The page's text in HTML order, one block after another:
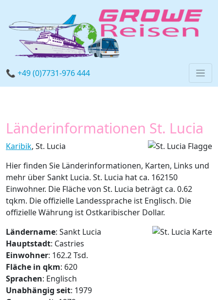
📞 +49 (0)7731-976 444
Länderinformationen St. Lucia
Karibik, St. Lucia
Hier finden Sie Länderinformationen, Karten, Links und
mehr über Sankt Lucia. St. Lucia hat ca. 162150
Einwohner. Die Fläche von St. Lucia beträgt ca. 0.62
tqkm. Die offizielle Landessprache ist Englisch. Die
offizielle Währung ist Ostkaribischer Dollar.
Ländername: Sankt Lucia
Hauptstadt: Castries
Einwohner: 162.2 Tsd.
Fläche in qkm: 620
Sprachen: Englisch
Unabhängig seit: 1979